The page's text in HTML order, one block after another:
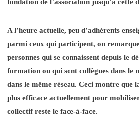
fondation de l’association jusqu’à cette
A l’heure actuelle, peu d’adhérents
parmi ceux qui participent, on remarque
personnes qui se connaissent depuis le
formation ou qui sont collègues dans le
dans le même réseau. Ceci montre que
plus efficace actuellement pour
collectif reste le face-à-face.